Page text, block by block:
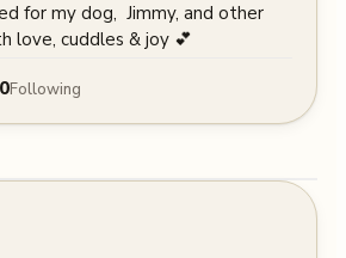
for my dog,  Jimmy, and other
love, cuddles & joy 💕
0Following